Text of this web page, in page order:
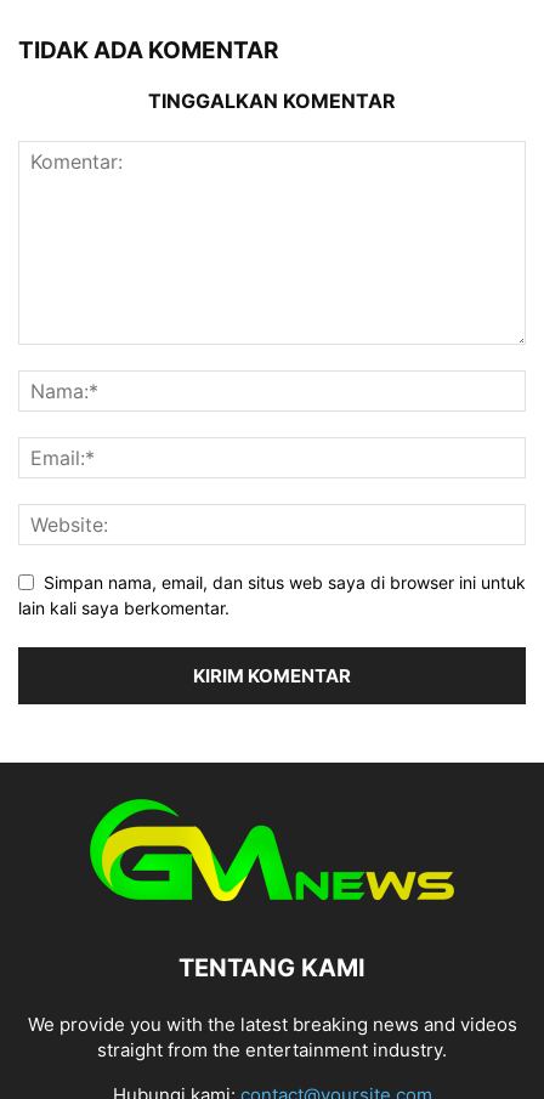
TIDAK ADA KOMENTAR
TINGGALKAN KOMENTAR
Simpan nama, email, dan situs web saya di browser ini untuk
lain kali saya berkomentar.
TENTANG KAMI
We provide you with the latest breaking news and videos
straight from the entertainment industry.